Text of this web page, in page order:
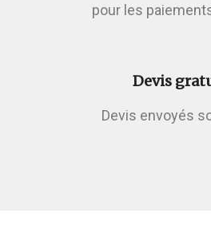
pour les
Devis
Devis envoyés